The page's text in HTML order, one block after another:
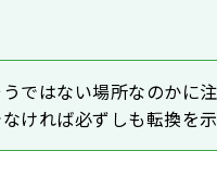
ではない場所なのかに
ければ必ずしも転換を